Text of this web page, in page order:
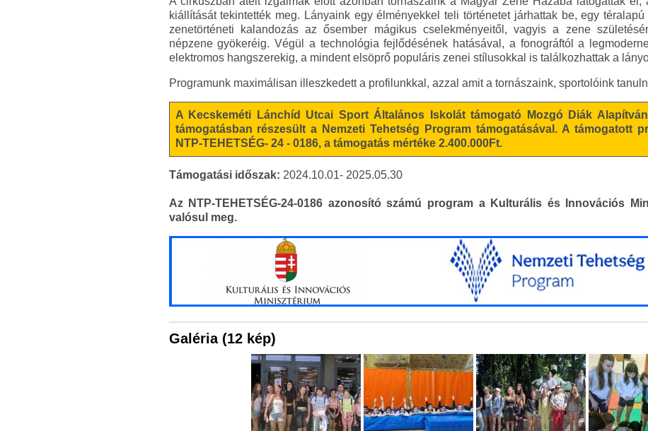
kiállítását tekintették meg. Lányaink egy élményekkel teli történetet járhattak be, egy
zenetörténeti kalandozás az ősember mágikus cselekményeitől, vagyis a zene
népzene gyökeréig. Végül a technológia fejlődésének hatásával, a fonográftól a
elektromos hangszerekig, a mindent elsöprő populáris zenei stílusokkal is találkozhattak a
Programunk maximálisan illeszkedett a profilunkkal, azzal amit a tornászaink, sportolóink
A Kecskeméti Lánchíd Utcai Sport Általános Iskolát támogató Mozgó Diák
támogatásban részesült a Nemzeti Tehetség Program támogatásával. A támogatott
NTP-TEHETSÉG- 24 - 0186, a támogatás mértéke 2.400.000Ft.
Támogatási időszak: 2024.10.01- 2025.05.30
Az NTP-TEHETSÉG-24-0186 azonosító számú program a Kulturális és Innovációs
valósul meg.
Galéria (12 kép)